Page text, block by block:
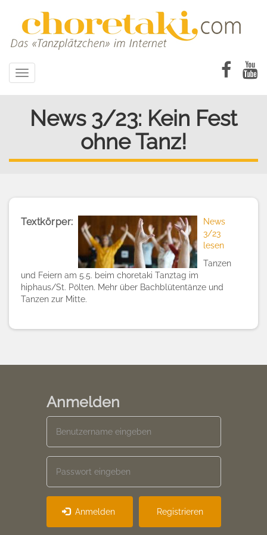
Toggle
navigation
News 3/23: Kein Fest
ohne Tanz!
Textkörper
News
3/23
lesen
Tanzen
und Feiern am 5.5. beim choretaki Tanztag im
hiphaus/St. Pölten. Mehr über Bachblütentänze und
Tanzen zur Mitte.
Anmelden
Anmelden Registrieren